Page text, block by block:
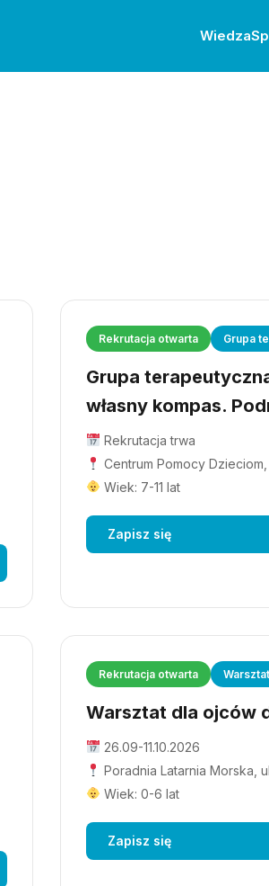
Wiedza
Rekrutacja otwarta Grupa
Grupa
własny kompas.
Rekrutacja trwa
Centrum Pomocy
Wiek: 7-11 lat
Zapisz się
Rekrutacja otwarta Warsztat
Warsztat dla ojców
26.09-11.10.2026
Poradnia Latarnia Morska,
Wiek: 0-6 lat
Zapisz się